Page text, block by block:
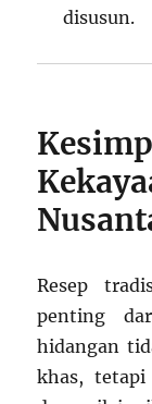
disusun.
Resep
penting
hidangan
khas, tetapi